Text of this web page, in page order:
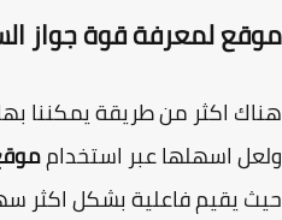
لمعرفة قوة جواز
اكثر من طريقة يمكننا بها
اسهلها عبر استخدامموقع
يقيم فاعلية بشكل اكثر